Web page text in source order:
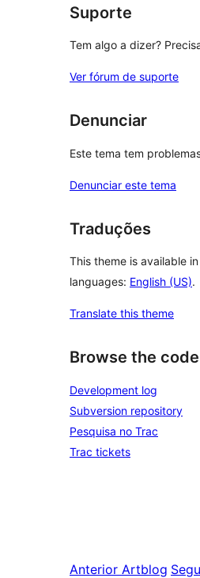
Suporte
Tem algo a dizer?
Ver fórum de suporte
Denunciar
Este tema tem
Denunciar este tema
Traduções
This theme is available
languages: English (US).
Translate this theme
Browse the code
Development log
Subversion repository
Pesquisa no Trac
Trac tickets
Anterior Artblog